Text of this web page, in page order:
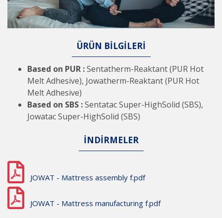
ÜRÜN BİLGİLERİ
Based on PUR :Sentatherm-Reaktant (PUR Hot
Melt Adhesive), Jowatherm-Reaktant (PUR Hot
Melt Adhesive)
Based on SBS :Sentatac Super-HighSolid (SBS),
Jowatac Super-HighSolid (SBS)
İNDİRMELER
JOWAT - Mattress assembly f.pdf
JOWAT - Mattress manufacturing f.pdf